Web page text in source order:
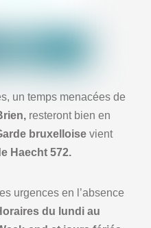
un temps menacées de
resteront bien en
bruxelloise vient
Haecht 572.
urgences en l’absence
du lundi au